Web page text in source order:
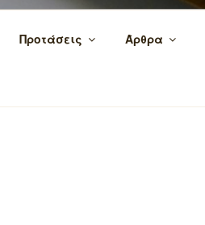
Προτάσεις Άρθρα